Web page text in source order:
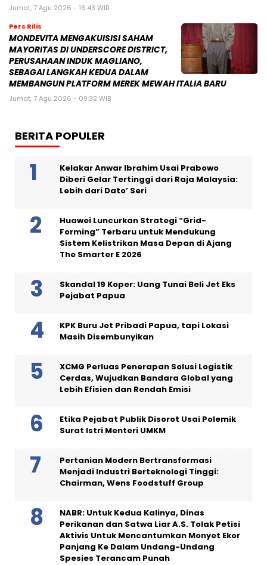
Jumat, 7 Agu 2026 - 16:43 WIB
Pers Rilis
MONDEVITA MENGAKUISISI SAHAM
MAYORITAS DI UNDERSCORE DISTRICT,
PERUSAHAAN INDUK MAGLIANO,
SEBAGAI LANGKAH KEDUA DALAM
MEMBANGUN PLATFORM MEREK MEWAH ITALIA BARU
Jumat, 7 Agu 2026 - 09:32 WIB
BERITA POPULER
Kelakar Anwar Ibrahim Usai Prabowo
Diberi Gelar Tertinggi dari Raja Malaysia:
Lebih dari Dato’ Seri
Huawei Luncurkan Strategi “Grid-
Forming” Terbaru untuk Mendukung
Sistem Kelistrikan Masa Depan di Ajang
The Smarter E 2026
Skandal 19 Koper: Uang Tunai Beli Jet Eks
Pejabat Papua
KPK Buru Jet Pribadi Papua, tapi Lokasi
Masih Disembunyikan
XCMG Perluas Penerapan Solusi Logistik
Cerdas, Wujudkan Bandara Global yang
Lebih Efisien dan Rendah Emisi
Etika Pejabat Publik Disorot Usai Polemik
Surat Istri Menteri UMKM
Pertanian Modern Bertransformasi
Menjadi Industri Berteknologi Tinggi:
Chairman, Wens Foodstuff Group
NABR: Untuk Kedua Kalinya, Dinas
Perikanan dan Satwa Liar A.S. Tolak Petisi
Aktivis Untuk Mencantumkan Monyet Ekor
Panjang Ke Dalam Undang-Undang
Spesies Terancam Punah